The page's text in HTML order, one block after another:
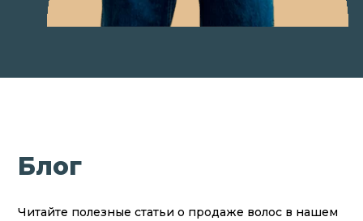
Блог
Читайте полезные статьи о продаже волос в нашем